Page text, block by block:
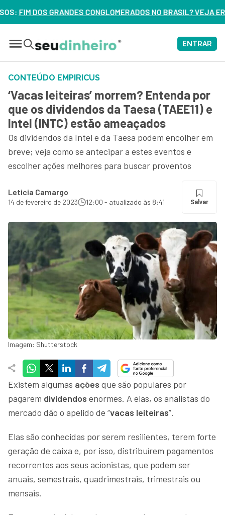
NO BRASIL? VEJA ERROS DE 3 DELES –
ENTRAR
CONTEÚDO EMPIRICUS
‘Vacas leiteiras’ morrem? Entenda por
que os dividendos da Taesa (TAEE11) e
Intel (INTC) estão ameaçados
Os dividendos da Intel e da Taesa podem encolher em
breve; veja como se antecipar a estes eventos e
escolher ações melhores para buscar proventos
Leticia Camargo
14 de fevereiro de 2023 12:00 - atualizado às 8:41 Salvar
Imagem: Shutterstock
Existem algumas ações que são populares por
pagarem dividendos enormes. A elas, os analistas do
mercado dão o apelido de “vacas leiteiras”.
Elas são conhecidas por serem resilientes, terem forte
geração de caixa e, por isso, distribuírem pagamentos
recorrentes aos seus acionistas, que podem ser
anuais, semestrais, quadrimestrais, trimestrais ou
mensais.